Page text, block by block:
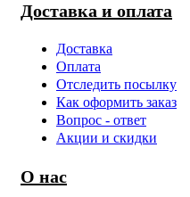
Доставка и оплата
Доставка
Оплата
Отследить посылку
Как оформить заказ
Вопрос - ответ
Акции и скидки
О нас